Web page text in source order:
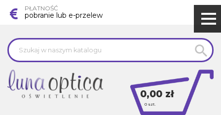
PŁATNOŚĆ
pobranie lub e-przelew

0,00 zł
0 szt.